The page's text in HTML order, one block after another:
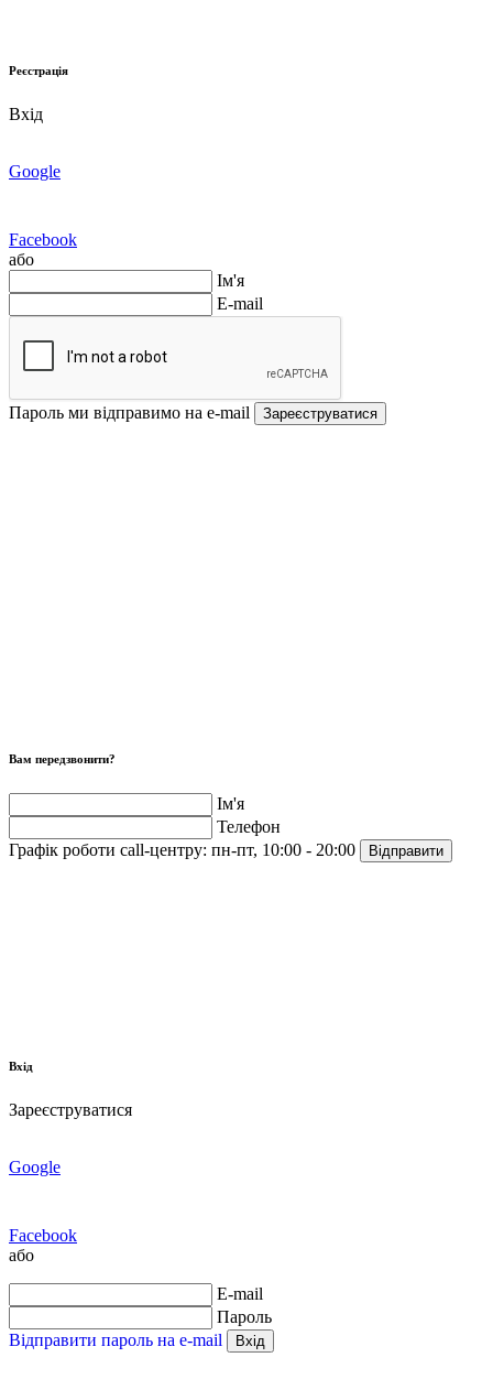
Реєстрація
Вхід
Google
Facebook
або
Ім'я
E-mail
Пароль ми відправимо на e-mail Зареєструватися
Вам передзвонити?
Ім'я
Телефон
Графік роботи call-центру: пн-пт, 10:00 - 20:00 Відправити
Вхід
Зареєструватися
Google
Facebook
або
E-mail
Пароль
Відправити пароль на e-mail
Вхід